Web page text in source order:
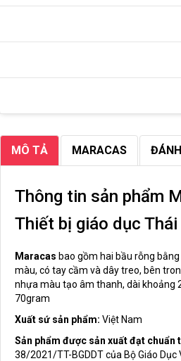
DÙNG
MÔ TẢ MARACAS
Thông tin sản phẩm
Thiết bị giáo dục
Maracas bao gồm hai bầu rỗng
màu, có tay cầm và dây treo, bên
nhựa màu tạo âm thanh, dài khoảng
70gram
Xuất sứ sản phẩm: Việt Nam
Sản phẩm được sản xuất đạt chuẩn
38/2021/TT-BGDDT của Bộ Giáo Dục